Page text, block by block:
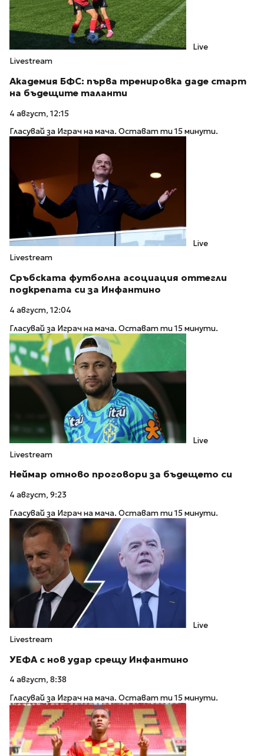
Live
Livestream
Академия БФС: първа тренировка даде старт
на бъдещите таланти
4 август, 12:15
Гласувай за Играч на мача. Остават ти 15 минути.
Live
Livestream
Сръбската футболна асоциация оттегли
подкрепата си за Инфантино
4 август, 12:04
Гласувай за Играч на мача. Остават ти 15 минути.
Live
Livestream
Неймар отново проговори за бъдещето си
4 август, 9:23
Гласувай за Играч на мача. Остават ти 15 минути.
Live
Livestream
УЕФА с нов удар срещу Инфантино
4 август, 8:38
Гласувай за Играч на мача. Остават ти 15 минути.